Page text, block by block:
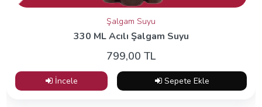
Şalgam Suyu
330 ML Acılı Şalgam Suyu
799,00 TL
İncele Sepete Ekle